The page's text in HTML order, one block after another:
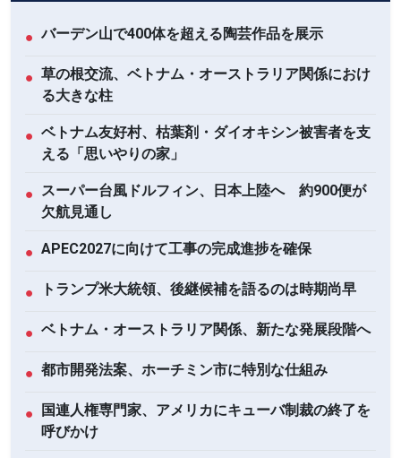
● バーデン山で400体を超える陶芸作品を展示
● 草の根交流、ベトナム・オーストラリア関係におけ
る大きな柱
● ベトナム友好村、枯葉剤・ダイオキシン被害者を支
える「思いやりの家」
●
スーパー台風ドルフィン、日本上陸へ 約900便が
欠航見通し
● APEC2027に向けて工事の完成進捗を確保
● トランプ米大統領、後継候補を語るのは時期尚早
● ベトナム・オーストラリア関係、新たな発展段階へ
● 都市開発法案、ホーチミン市に特別な仕組み
●
国連人権専門家、アメリカにキューバ制裁の終了を
呼びかけ